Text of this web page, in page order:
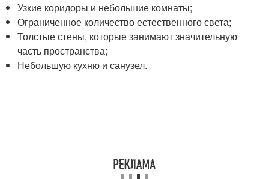
Узкие коридоры и небольшие комнаты;
Ограниченное количество естественного света;
Толстые стены, которые занимают значительную
часть пространства;
Небольшую кухню и санузел.